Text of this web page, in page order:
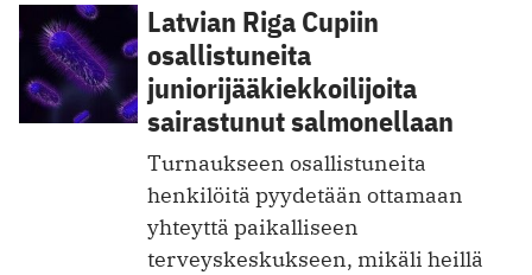
Latvian Riga Cupiin
osallistuneita
juniorijääkiekkoilijoita
sairastunut salmonellaan
Turnaukseen osallistuneita
henkilöitä pyydetään ottamaan
yhteyttä paikalliseen
terveyskeskukseen, mikäli heillä